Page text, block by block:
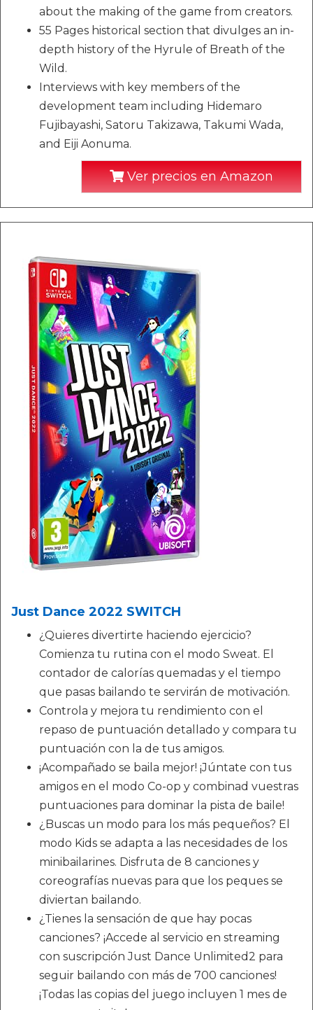
about the making of the game from creators.
55 Pages historical section that divulges an in-
depth history of the Hyrule of Breath of the
Wild.
Interviews with key members of the
development team including Hidemaro
Fujibayashi, Satoru Takizawa, Takumi Wada,
and Eiji Aonuma.
Ver precios en Amazon
Just Dance 2022 SWITCH
¿Quieres divertirte haciendo ejercicio?
Comienza tu rutina con el modo Sweat. El
contador de calorías quemadas y el tiempo
que pasas bailando te servirán de motivación.
Controla y mejora tu rendimiento con el
repaso de puntuación detallado y compara tu
puntuación con la de tus amigos.
¡Acompañado se baila mejor! ¡Júntate con tus
amigos en el modo Co-op y combinad vuestras
puntuaciones para dominar la pista de baile!
¿Buscas un modo para los más pequeños? El
modo Kids se adapta a las necesidades de los
minibailarines. Disfruta de 8 canciones y
coreografías nuevas para que los peques se
diviertan bailando.
¿Tienes la sensación de que hay pocas
canciones? ¡Accede al servicio en streaming
con suscripción Just Dance Unlimited2 para
seguir bailando con más de 700 canciones!
¡Todas las copias del juego incluyen 1 mes de